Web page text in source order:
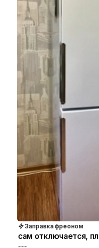
Заправка фреоном
сам отключается,
---